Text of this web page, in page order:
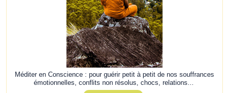
Méditer en Conscience : pour guérir petit à petit de nos souffrances
émotionnelles, conflits non résolus, chocs, relations...